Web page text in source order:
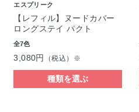
エスプリーク
【レフィル】ヌードカバー
ロングステイ パクト
全7色
3,080円 （税込）※
種類を選ぶ